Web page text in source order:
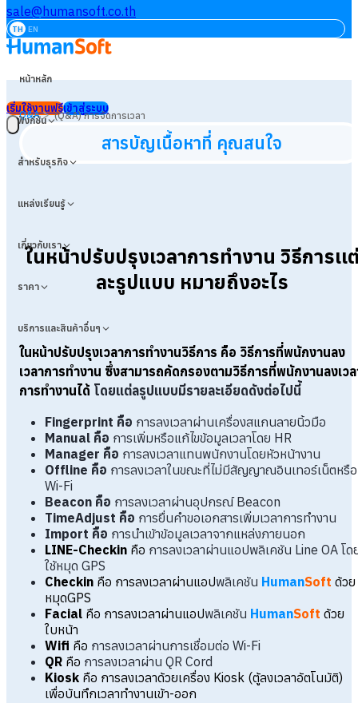
sale@humansoft.co.th
TH EN
หน้าหลัก
ฟังก์ชัน
สำหรับธุรกิจ
แหล่งเรียนรู้
เกี่ยวกับเรา
ราคา
บริการและสินค้าอื่นๆ
เริ่มใช้งานฟรีเข้าสู่ระบบ
Q&A>(Q&A) การจัดการเวลา
สารบัญเนื้อหาที่ คุณสนใจ
ในหน้าปรับปรุงเวลาการทำงาน วิธีการเเ
ละรูปแบบ หมายถึงอะไร
ในหน้าปรับปรุงเวลาการทำงานวิธีการ คือ วิธีการที่พนักงานลง
เวลาการทำงาน ซึ่งสามารถคัดกรองตามวิธีการที่พนักงานลงเว
การทำงานได้ โดยแต่ลรูปแบบมีรายละเอียดดังต่อไปนี้
Fingerprint คือ การลงเวลาผ่านเครื่องสแกนลายนิ้วมือ
Manual คือ การเพิ่มหรือแก้ไขข้อมูลเวลาโดย HR
Manager คือ การลงเวลาแทนพนักงานโดยหัวหน้างาน
Offline คือ การลงเวลาในขณะที่ไม่มีสัญญาณอินเทอร์เน็ตหรือ
Wi-Fi
Beacon คือ การลงเวลาผ่านอุปกรณ์ Beacon
TimeAdjust คือ การยื่นคำขอเอกสารเพิ่มเวลาการทำงาน
Import คือ การนำเข้าข้อมูลเวลาจากแหล่งภายนอก
LINE-Checkin คือ การลงเวลาผ่านแอปพลิเคชัน Line OA โด
ใช้หมุด GPS
Checkin คือ การลงเวลาผ่านแอปพลิเคชัน HumanSoft ด้วย
หมุดGPS
Facial คือ การลงเวลาผ่านแอปพลิเคชัน HumanSoft ด้วย
ใบหน้า
Wifi คือ การลงเวลาผ่านการเชื่อมต่อ Wi-Fi
QR คือ การลงเวลาผ่าน QR Cord
Kiosk คือ การลงเวลาด้วยเครื่อง Kiosk (ตู้ลงเวลาอัตโนมัติ)
เพื่อบันทึกเวลาทำงานเข้า-ออก